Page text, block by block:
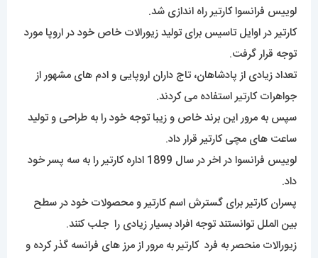
لوییس فرانسوا کارتیر راه اندازی شد.
کارتیر در اوایل تاسیس برای تولید زیورالات خاص خود در اروپا مورد
توجه قرار گرفت.
تعداد زیادی از پادشاهان، تاج داران اروپایی و ادم های مشهور از
جواهرات کارتیر استفاده می کردند.
سپس به مرور این برند خاص و زیبا توجه خود را به طراحی و تولید
ساعت های مچی کارتیر قرار داد.
لوییس فرانسوا در اخر در سال 1899 اداره کارتیر را به سه پسر خود
داد.
پسران کارتیر برای گسترش اسم کارتیر و محصولات خود در سطح
بین الملل توانستند توجه افراد بسیار زیادی را جلب کنند.
زیورالات منحصر به فرد کارتیر به مرور از مرز های فرانسه گذر کرده و